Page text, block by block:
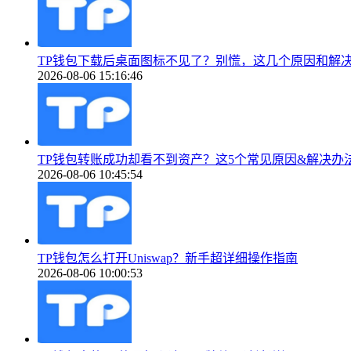
TP钱包下载后桌面图标不见了？别慌，这几个原因和解
2026-08-06 15:16:46
TP钱包转账成功却看不到资产？这5个常见原因&解决办
2026-08-06 10:45:54
TP钱包怎么打开Uniswap？新手超详细操作指南
2026-08-06 10:00:53